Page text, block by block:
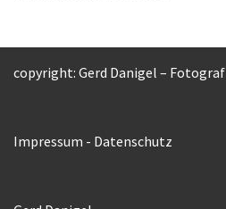
copyright: Gerd Danigel – Fotograf
Impressum - Datenschutz